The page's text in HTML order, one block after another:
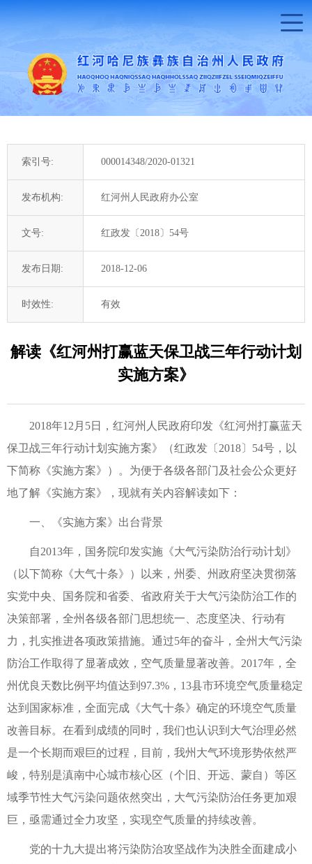
索引号: 000014348/2020-01321
发布机构: 红河州人民政府办公室
文号: 红政发〔2018〕54号
发布日期: 2018-12-06
时效性: 有效
解读《红河州打赢蓝天保卫战三年行动计划
实施方案》
2018年12月5日，红河州人民政府印发《红河州打赢蓝天
保卫战三年行动计划实施方案》（红政发〔2018〕54号，以
下简称《实施方案》）。为便于各级各部门及社会公众更好
地了解《实施方案》，现就有关内容解读如下：
一、《实施方案》出台背景
自2013年，国务院印发实施《大气污染防治行动计划》
（以下简称《大气十条》）以来，州委、州政府坚决贯彻落
实党中央、国务院和省委、省政府关于大气污染防治工作的
决策部署，全州各级各部门思想统一、态度坚决、行动有
力，扎实推进各项政策措施。通过5年的奋斗，全州大气污染
防治工作取得了显著成效，空气质量显著改善。2017年，全
州优良天数比例平均值达到97.3%，13县市环境空气质量稳定
达到国家标准，全面完成《大气十条》确定的环境空气质量
改善目标。在看到成绩的同时，我们也认识到大气治理必然
是一个长期而艰巨的过程，目前，我州大气环境形势依然严
峻，特别是滇南中心城市核心区（个旧、开远、蒙自）等区
域季节性大气污染问题依然突出，大气污染防治任务更加艰
巨，亟需通过全力攻坚，实现空气质量的持续改善。
党的十九大提出将污染防治攻坚战作为决胜全面建成小